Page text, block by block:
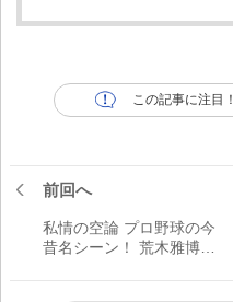
この記事に注目！
前回へ
私情の空論 プロ野球の今
昔名シーン！ 荒木雅博&